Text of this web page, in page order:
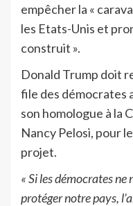
empêcher la «
les Etats-Unis et
construit ».
Donald Trump doit
file des démocrates
son homologue à la
Nancy Pelosi, pour
projet.
« Si les démocrates
protéger notre pays,